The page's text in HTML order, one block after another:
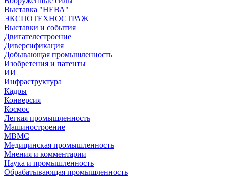
Выставка "НЕВА"
ЭКСПОТЕХНОСТРАЖ
Выставки и события
Двигателестроение
Диверсификация
Добывающая промышленность
Изобретения и патенты
ИИ
Инфраструктура
Кадры
Конверсия
Космос
Легкая промышленность
Машиностроение
МВМС
Медицинская промышленность
Мнения и комментарии
Наука и промышленность
Обрабатывающая промышленность